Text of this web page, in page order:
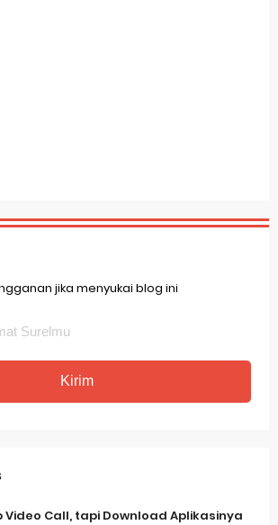
jika menyukai blog ini
Video Call, tapi Download Aplikasinya